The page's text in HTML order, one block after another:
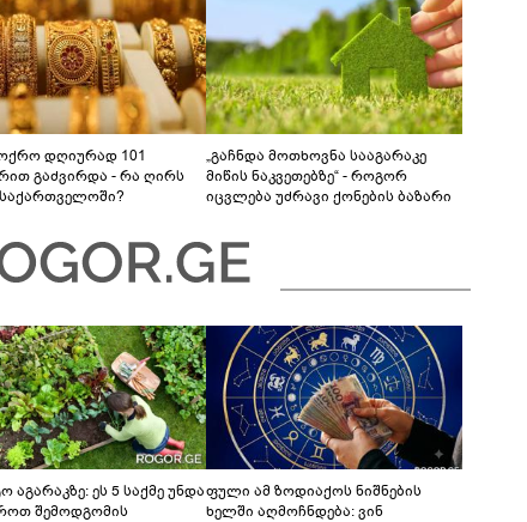
დღიურად 101
გაძვირდა - რა ღირს
„გაჩნდა მოთხოვნა სააგარაკე
მიწის ნაკვეთებზე“ - როგორ
იცვლება უძრავი ქონების ბაზარი
აგარაკზე: ეს 5 საქმე უნდა
შემოდგომის
ფული ამ ზოდიაქოს ნიშნების
ხელში აღმოჩნდება: ვინ